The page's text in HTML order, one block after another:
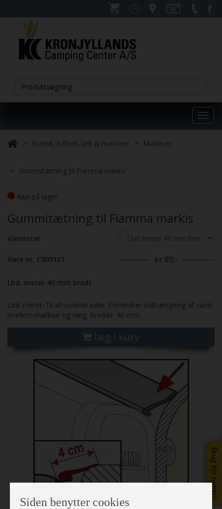
Brug for hjælp?
Fortelt, lufttelt, telt & markiser Markiser
Gummitætning til Fiamma markis
Ikke på lager
Gummitætning til Fiamma markis
Varianter
Vare nr. C905101 kr 89,-
Lbd. meter 40 mm bredt
Lbd. meter. Til afrundede sider. Forhindrer indtrængning af vand
imellem markise og væg. Bredde: 40 mm.
læg i kurv
Siden benytter cookies